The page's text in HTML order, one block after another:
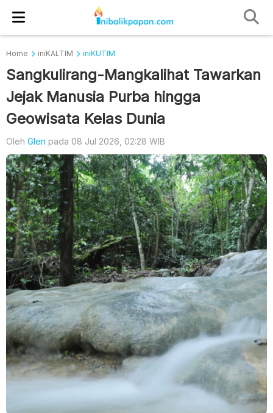
Home iniKALTIM iniKUTIM
Sangkulirang-Mangkalihat Tawarkan
Jejak Manusia Purba hingga
Geowisata Kelas Dunia
Oleh Glen pada 08 Jul 2026, 02:28 WIB